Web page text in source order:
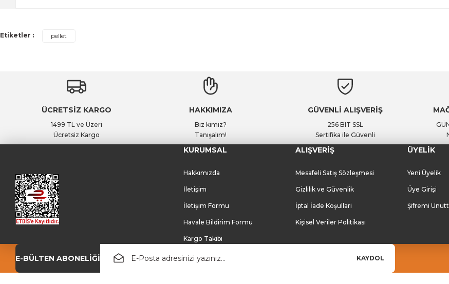
Etiketler : pellet
ÜCRETSİZ KARGO
1499 TL ve Üzeri
Ücretsiz Kargo
HAKKIMIZA
Biz kimiz?
Tanışalım!
GÜVENLİ ALIŞVERİŞ
256 BIT SSL
Sertifika ile Güvenli
KURUMSAL
Hakkımızda
İletişim
İletişim Formu
Havale Bildirim Formu
Kargo Takibi
ALIŞVERİŞ
Mesafeli Satış Sözleşmesi
Gizlilik ve Güvenlik
İptal İade Koşullari
Kişisel Veriler Politikası
ÜYELİK
Yeni Üyelik
Üye Girişi
Şifremi
E-BÜLTEN ABONELİĞİ KAYDOL